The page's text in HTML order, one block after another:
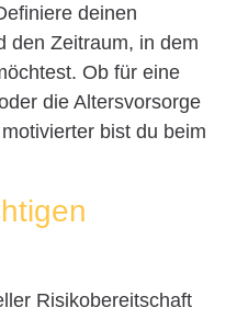
deinen
den Zeitraum, in dem
Ob für eine
die Altersvorsorge
bist du beim
Risikobereitschaft